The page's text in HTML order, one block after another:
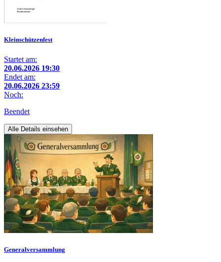
Kleinschützenfest
Startet am:
20.06.2026 19:30
Endet am:
20.06.2026 23:59
Noch:
Beendet
Alle Details einsehen
Generalversammlung